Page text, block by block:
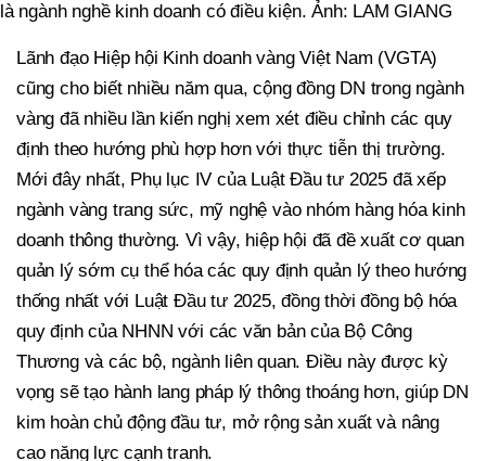
là ngành nghề kinh doanh có điều kiện. Ảnh: LAM GIANG
Lãnh đạo Hiệp hội Kinh doanh vàng Việt Nam (VGTA)
cũng cho biết nhiều năm qua, cộng đồng DN trong ngành
vàng đã nhiều lần kiến nghị xem xét điều chỉnh các quy
định theo hướng phù hợp hơn với thực tiễn thị trường.
Mới đây nhất, Phụ lục IV của Luật Đầu tư 2025 đã xếp
ngành vàng trang sức, mỹ nghệ vào nhóm hàng hóa kinh
doanh thông thường. Vì vậy, hiệp hội đã đề xuất cơ quan
quản lý sớm cụ thể hóa các quy định quản lý theo hướng
thống nhất với Luật Đầu tư 2025, đồng thời đồng bộ hóa
quy định của NHNN với các văn bản của Bộ Công
Thương và các bộ, ngành liên quan. Điều này được kỳ
vọng sẽ tạo hành lang pháp lý thông thoáng hơn, giúp DN
kim hoàn chủ động đầu tư, mở rộng sản xuất và nâng
cao năng lực cạnh tranh.